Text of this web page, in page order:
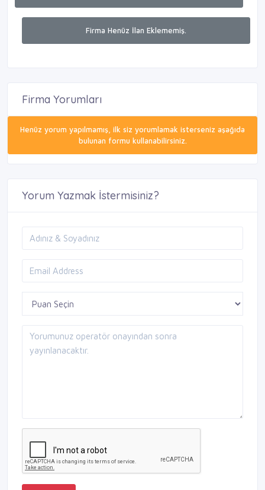
Firma Henüz İlan Eklememiş.
Firma Yorumları
Henüz yorum yapılmamış, ilk siz yorumlamak isterseniz aşağıda
bulunan formu kullanabilirsiniz.
Yorum Yazmak İstermisiniz?